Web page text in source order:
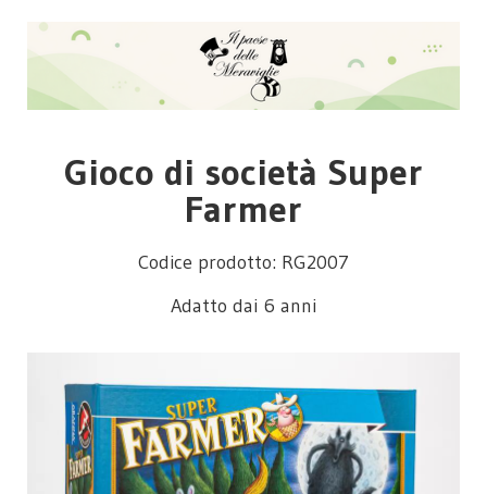
Gioco di società Super
Farmer
Codice prodotto: RG2007
Adatto dai 6 anni